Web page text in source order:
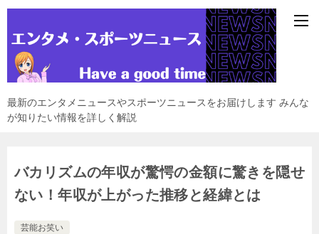
最新のエンタメニュースやスポーツニュースをお届けします みんな
が知りたい情報を詳しく解説
バカリズムの年収が驚愕の金額に驚きを隠せ
ない！年収が上がった推移と経緯とは
芸能お笑い